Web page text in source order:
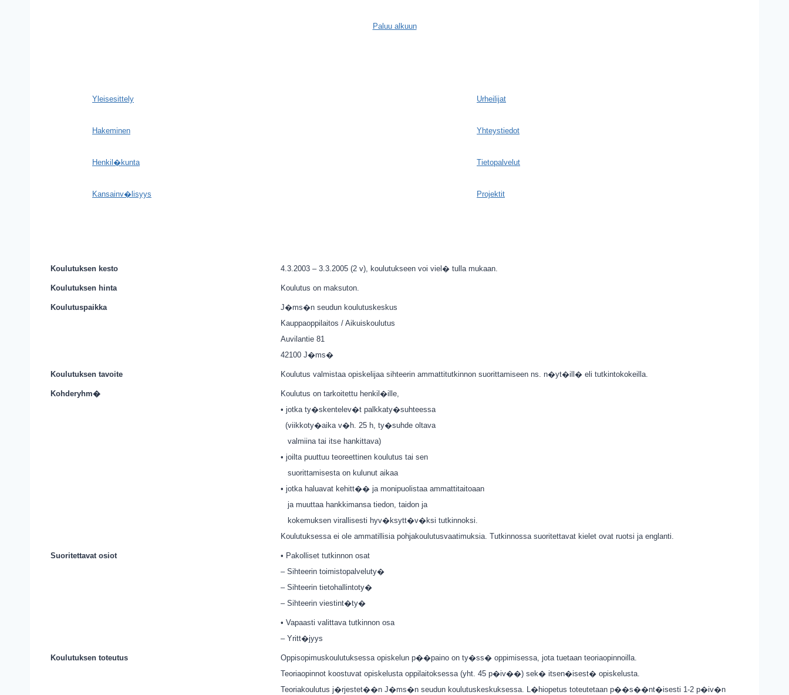
Paluu alkuun
Yleisesittely Urheilijat
Hakeminen Yhteystiedot
Henkil�kunta Tietopalvelut
Kansainv�lisyys Projektit
Koulutuksen kesto 4.3.2003 – 3.3.2005 (2 v), koulutukseen voi viel� tulla mukaan.
Koulutuksen hinta Koulutus on maksuton.
Koulutuspaikka
J�ms�n seudun koulutuskeskus
Kauppaoppilaitos / Aikuiskoulutus
Auvilantie 81
42100 J�ms�
Koulutuksen tavoite Koulutus valmistaa opiskelijaa sihteerin ammattitutkinnon suorittamiseen ns. n�yt�ill� eli tutkintokokeilla.
Kohderyhm�
Koulutus on tarkoitettu henkil�ille,
• jotka ty�skentelev�t palkkaty�suhteessa
(viikkoty�aika v�h. 25 h, ty�suhde oltava
valmiina tai itse hankittava)
• joilta puuttuu teoreettinen koulutus tai sen
suorittamisesta on kulunut aikaa
• jotka haluavat kehitt�� ja monipuolistaa ammattitaitoaan
ja muuttaa hankkimansa tiedon, taidon ja
kokemuksen virallisesti hyv�ksytt�v�ksi tutkinnoksi.
Koulutuksessa ei ole ammatillisia pohjakoulutusvaatimuksia. Tutkinnossa suoritettavat kielet ovat ruotsi ja englanti.
Suoritettavat osiot
• Pakolliset tutkinnon osat
– Sihteerin toimistopalveluty�
– Sihteerin tietohallintoty�
– Sihteerin viestint�ty�
• Vapaasti valittava tutkinnon osa
– Yritt�jyys
Koulutuksen toteutus
Oppisopimuskoulutuksessa opiskelun p��paino on ty�ss� oppimisessa, jota tuetaan teoriaopinnoilla.
Teoriaopinnot koostuvat opiskelusta oppilaitoksessa (yht. 45 p�iv��) sek� itsen�isest� opiskelusta.
Teoriakoulutus j�rjestet��n J�ms�n seudun koulutuskeskuksessa. L�hiopetus toteutetaan p��s��nt�isesti 1-2 p�iv�n